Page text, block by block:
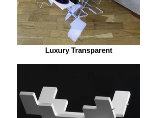
Luxury Transparent